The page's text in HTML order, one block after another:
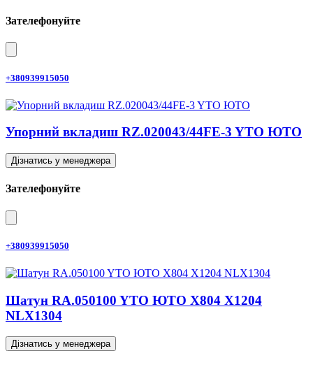
Зателефонуйте
+380939915050
Упорний вкладиш RZ.020043/44FE-3 YTO ЮТО
Дізнатись у менеджера
Зателефонуйте
+380939915050
Шатун RA.050100 YTO ЮТО X804 X1204
NLX1304
Дізнатись у менеджера